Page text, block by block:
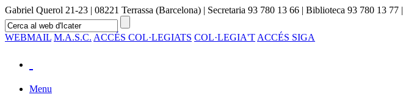
Gabriel Querol 21-23 | 08221 Terrassa (Barcelona) | Secretaria 93 780 13 66 | Biblioteca 93 780 13 77 |
WEBMAIL M.A.S.C. ACCÉS COL·LEGIATS COL·LEGIA'T ACCÉS SIGA
Menu